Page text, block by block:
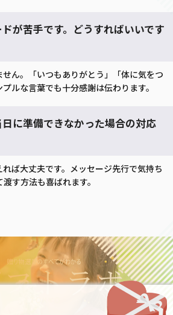
が苦手です。どうすればいいです
ん。「いつもありがとう」「体に気をつ
ルな言葉でも十分感謝は伝わります。
に準備できなかった場合の対応
ば大丈夫です。メッセージ先行で気持ち
す方法も喜ばれます。